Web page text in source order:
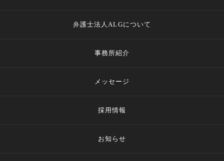
弁護士法人ALGについて
事務所紹介
メッセージ
採用情報
お知らせ